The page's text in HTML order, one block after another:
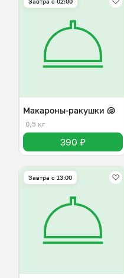
Макароны-ракушки 🐚
0,5 кг
390 ₽
Завтра c 13:00